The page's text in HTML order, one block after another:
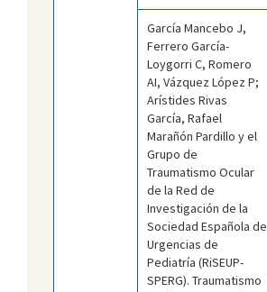
García Mancebo J,
Ferrero García-
Loygorri C, Romero
AI, Vázquez López P;
Arístides Rivas
García, Rafael
Marañón Pardillo y el
Grupo de
Traumatismo Ocular
de la Red de
Investigación de la
Sociedad Española de
Urgencias de
Pediatría (RiSEUP-
SPERG). Traumatismo